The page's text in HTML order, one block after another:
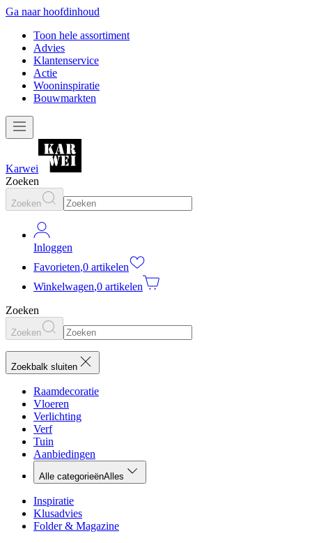
Ga naar hoofdinhoud
Toon hele assortiment
Advies
Klantenservice
Actie
Wooninspiratie
Bouwmarkten
Karwei
Zoeken
Zoeken
Inloggen
Favorieten,0 artikelen
Winkelwagen,0 artikelen
Zoeken
Zoeken
Zoekbalk sluiten
Raamdecoratie
Vloeren
Verlichting
Verf
Tuin
Aanbiedingen
Alle categorieënAlles
Inspiratie
Klusadvies
Folder & Magazine